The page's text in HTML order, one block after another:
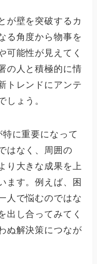
が壁を突破するカ
る角度から物事を
可能性が見えてく
の人と積極的に情
トレンドにアンテ
しょう。
に重要になって
はなく、周囲の
り大きな成果を上
ます。例えば、困
人で悩むのではな
出し合ってみてく
ぬ解決策につなが